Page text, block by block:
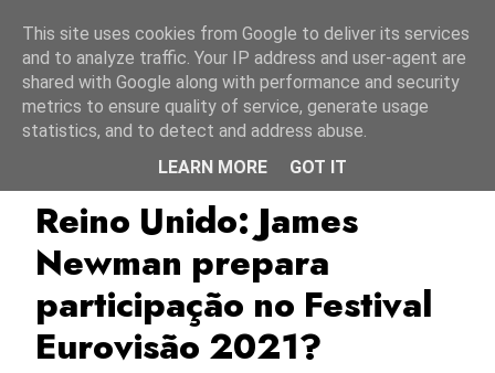
ESC2021 James Newman
Reino Unido: James
Newman prepara
participação no Festival
Eurovisão 2021?
This site uses cookies from Google to deliver its services
and to analyze traffic. Your IP address and user-agent are
shared with Google along with performance and security
metrics to ensure quality of service, generate usage
statistics, and to detect and address abuse.
LEARN MORE
GOT IT